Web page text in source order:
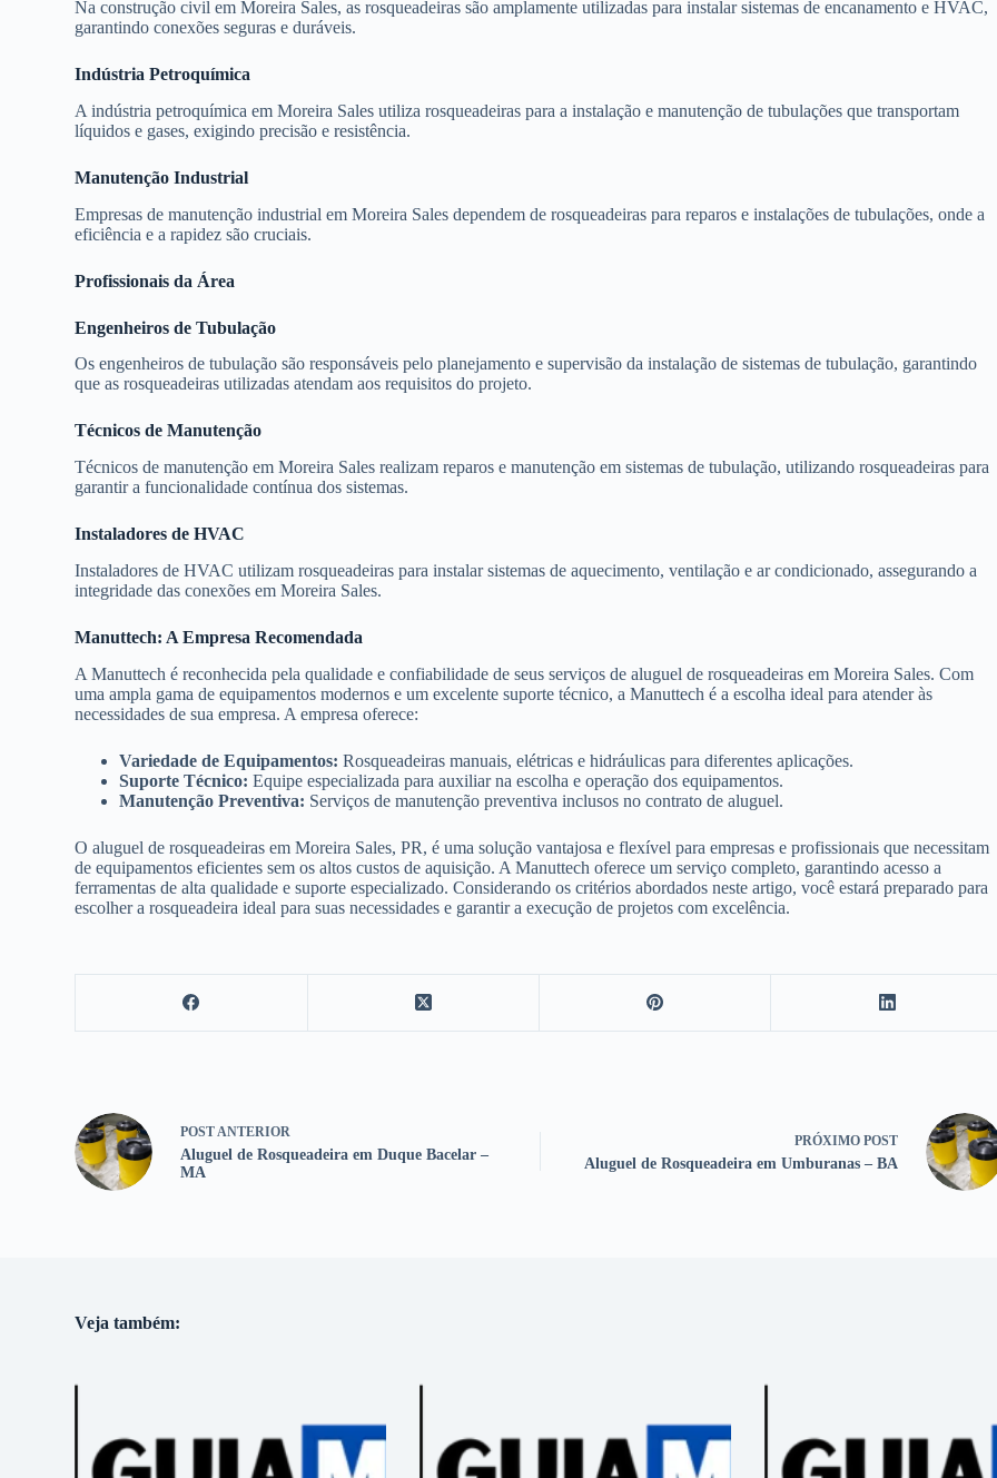
Na construção civil em Moreira Sales, as rosqueadeiras são amplamente utilizadas para instalar sistemas de encanamento e HVAC,
garantindo conexões seguras e duráveis.
Indústria Petroquímica
A indústria petroquímica em Moreira Sales utiliza rosqueadeiras para a instalação e manutenção de tubulações que transportam
líquidos e gases, exigindo precisão e resistência.
Manutenção Industrial
Empresas de manutenção industrial em Moreira Sales dependem de rosqueadeiras para reparos e instalações de tubulações, onde a
eficiência e a rapidez são cruciais.
Profissionais da Área
Engenheiros de Tubulação
Os engenheiros de tubulação são responsáveis pelo planejamento e supervisão da instalação de sistemas de tubulação, garantindo
que as rosqueadeiras utilizadas atendam aos requisitos do projeto.
Técnicos de Manutenção
Técnicos de manutenção em Moreira Sales realizam reparos e manutenção em sistemas de tubulação, utilizando rosqueadeiras para
garantir a funcionalidade contínua dos sistemas.
Instaladores de HVAC
Instaladores de HVAC utilizam rosqueadeiras para instalar sistemas de aquecimento, ventilação e ar condicionado, assegurando a
integridade das conexões em Moreira Sales.
Manuttech: A Empresa Recomendada
A Manuttech é reconhecida pela qualidade e confiabilidade de seus serviços de aluguel de rosqueadeiras em Moreira Sales. Com
uma ampla gama de equipamentos modernos e um excelente suporte técnico, a Manuttech é a escolha ideal para atender às
necessidades de sua empresa. A empresa oferece:
Variedade de Equipamentos: Rosqueadeiras manuais, elétricas e hidráulicas para diferentes aplicações.
Suporte Técnico: Equipe especializada para auxiliar na escolha e operação dos equipamentos.
Manutenção Preventiva: Serviços de manutenção preventiva inclusos no contrato de aluguel.
O aluguel de rosqueadeiras em Moreira Sales, PR, é uma solução vantajosa e flexível para empresas e profissionais que necessitam
de equipamentos eficientes sem os altos custos de aquisição. A Manuttech oferece um serviço completo, garantindo acesso a
ferramentas de alta qualidade e suporte especializado. Considerando os critérios abordados neste artigo, você estará preparado para
escolher a rosqueadeira ideal para suas necessidades e garantir a execução de projetos com excelência.
POSTANTERIOR
Aluguel de Rosqueadeira em Duque Bacelar –
MA
PRÓXIMO POST
Aluguel de Rosqueadeira em Umburanas – BA
Veja também: